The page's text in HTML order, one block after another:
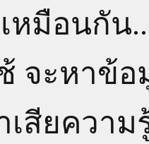
หมือนกัน
จะหาข้อ
เสียควา